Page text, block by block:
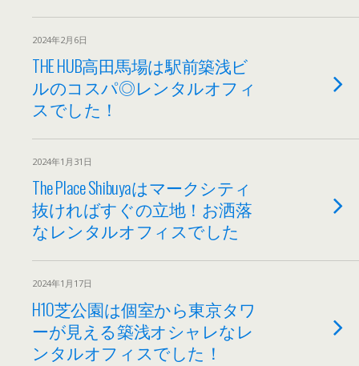
2024年2月6日
THE HUB高田馬場は駅前築浅ビ
ルのコスパ◎レンタルオフィ
スでした！
2024年1月31日
The Place Shibuyaはマークシティ
抜ければすぐの立地！お洒落
なレンタルオフィスでした
2024年1月17日
H1O芝公園は個室から東京タワ
ーが見える築浅オシャレなレ
ンタルオフィスでした！